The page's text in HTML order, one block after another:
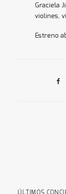
Graciela
violines,
Estreno